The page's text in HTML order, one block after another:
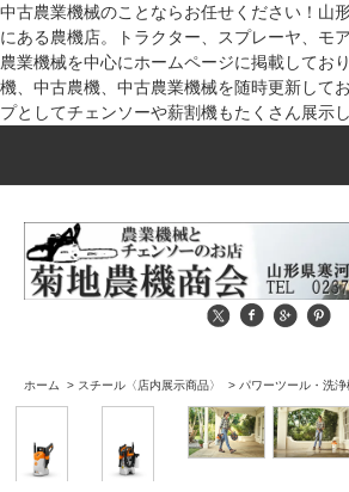
中古農業機械のことならお任せください！山
にある農機店。トラクター、スプレーヤ、モ
農業機械を中心にホームページに掲載してお
機、中古農機、中古農業機械を随時更新して
プとしてチェンソーや薪割機もたくさん展示
ホーム > スチール〈店内展示商品〉 > パワーツール・洗浄